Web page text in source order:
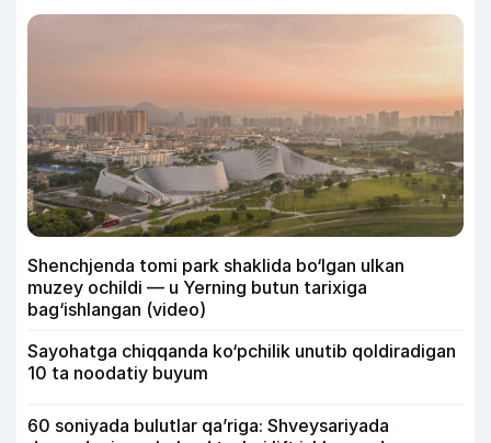
Shenchjenda tomi park shaklida bo‘lgan ulkan
muzey ochildi — u Yerning butun tarixiga
bag‘ishlangan (video)
Sayohatga chiqqanda ko‘pchilik unutib qoldiradigan
10 ta noodatiy buyum
60 soniyada bulutlar qa’riga: Shveysariyada